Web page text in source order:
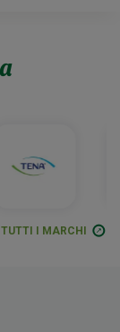
I MARCHI